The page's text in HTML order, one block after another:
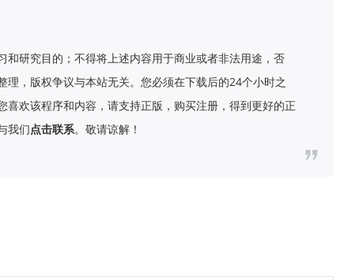
研究目的；不得将上述内容用于商业或者非法用途，否
，版权争议与本站无关。您必须在下载后的24个小时之
欢该程序和内容，请支持正版，购买注册，得到更好的正
我们点击联系。敬请谅解！